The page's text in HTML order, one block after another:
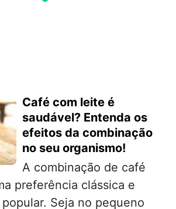
Café com leite é
saudável? Entenda os
efeitos da combinação
no seu organismo!
A combinação de café
preferência clássica e
Seja no pequeno